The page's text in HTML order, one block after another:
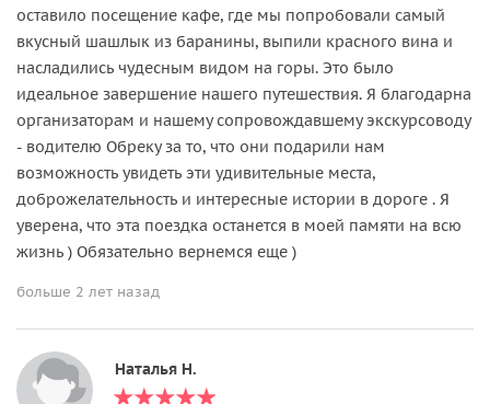
оставило посещение кафе, где мы попробовали самый
вкусный шашлык из баранины, выпили красного вина и
насладились чудесным видом на горы. Это было
идеальное завершение нашего путешествия. Я благодарна
организаторам и нашему сопровождавшему экскурсоводу
- водителю Обреку за то, что они подарили нам
возможность увидеть эти удивительные места,
доброжелательность и интересные истории в дороге . Я
уверена, что эта поездка останется в моей памяти на всю
жизнь ) Обязательно вернемся еще )
больше 2 лет назад
Наталья Н.